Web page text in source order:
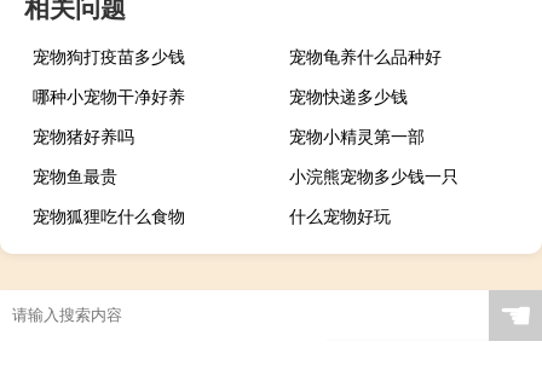
宠物狗打疫苗多少钱
宠物龟养什么品种好
哪种小宠物干净好养
宠物快递多少钱
宠物猪好养吗
宠物小精灵第一部
宠物鱼最贵
小浣熊宠物多少钱一只
宠物狐狸吃什么食物
什么宠物好玩
☚